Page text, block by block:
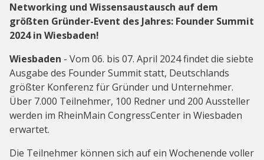
Networking und Wissensaustausch auf dem
größten Gründer-Event des Jahres: Founder Summit
2024 in Wiesbaden!
Wiesbaden - Vom 06. bis 07. April 2024 findet die siebte
Ausgabe des Founder Summit statt, Deutschlands
größter Konferenz für Gründer und Unternehmer.
Über 7.000 Teilnehmer, 100 Redner und 200 Aussteller
werden im RheinMain CongressCenter in Wiesbaden
erwartet.
Die Teilnehmer können sich auf ein Wochenende voller